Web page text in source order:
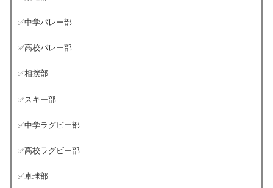
✅中学バレー部
✅高校バレー部
✅相撲部
✅スキー部
✅中学ラグビー部
✅高校ラグビー部
✅卓球部